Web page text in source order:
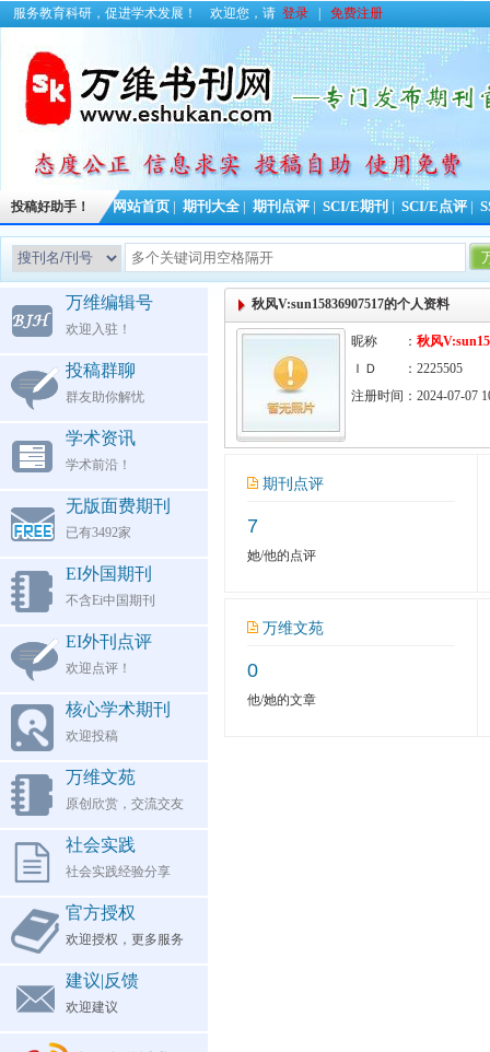
服务教育科研，促进学术发展！ 欢迎您，请 登录 免费注册
投稿好助手！ 网站首页 期刊大全 期刊点评 SCI/E期刊 SCI/E点评
万维编辑号
欢迎入驻！
投稿群聊
群友助你解忧
学术资讯
学术前沿！
无版面费期刊
已有3492家
EI外国期刊
不含Ei中国期刊
EI外刊点评
欢迎点评！
核心学术期刊
欢迎投稿
万维文苑
原创欣赏，交流交友
社会实践
社会实践经验分享
官方授权
欢迎授权，更多服务
建议|反馈
欢迎建议
秋风V:sun15836907517的个人资料
昵称 ： 秋风
ＩＤ ：2225505
注册时间：2024-07-07
期刊点评
7
她/他的点评
万维文苑
0
他/她的文章